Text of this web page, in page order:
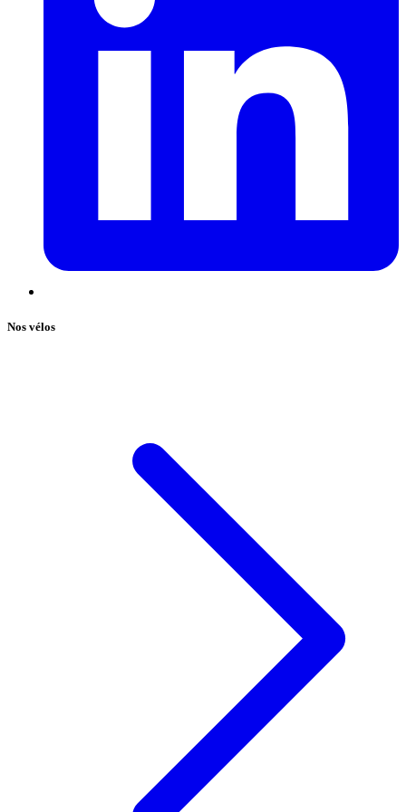
Nos vélos